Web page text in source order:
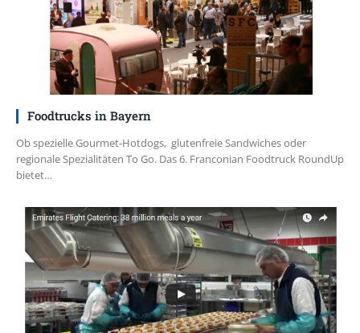
Foodtrucks in Bayern
Ob spezielle Gourmet-Hotdogs, glutenfreie Sandwiches oder
regionale Spezialitäten To Go. Das 6. Franconian Foodtruck RoundUp
bietet…